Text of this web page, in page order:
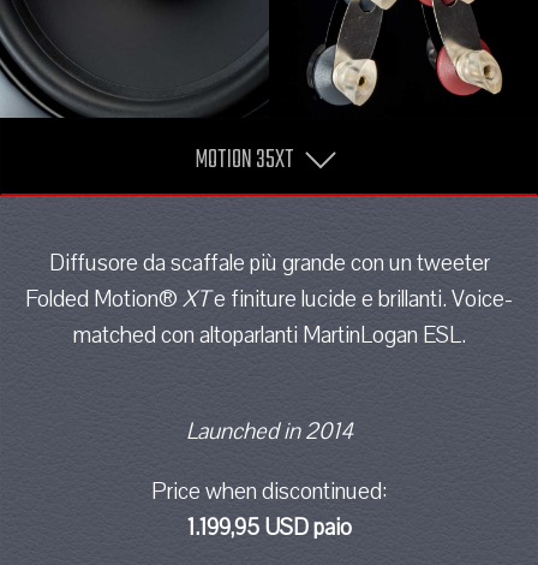
MOTION 35XT
Diffusore da scaffale più grande con un tweeter
Folded Motion®XTe finiture lucide e brillanti. Voice-
matched con altoparlanti MartinLogan ESL.
Launched in 2014
Price when discontinued:
1.199,95 USD paio